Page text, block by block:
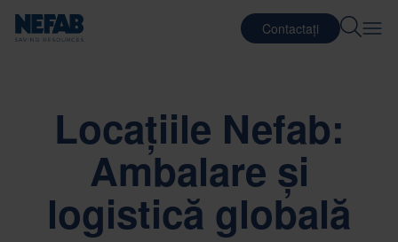
Contactați
Locațiile Nefab:
Ambalare și
logistică globală